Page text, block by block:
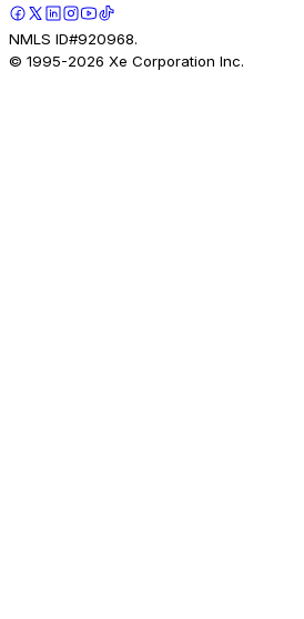
NMLS ID#920968.
© 1995-2026 Xe Corporation Inc.